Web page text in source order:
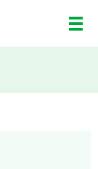
メ